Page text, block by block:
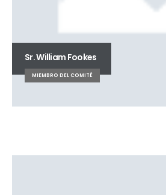
Sr. William Fookes
MIEMBRO DEL COMITÉ